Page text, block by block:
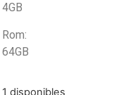
4GB
Rom:
64GB
1 disponibles